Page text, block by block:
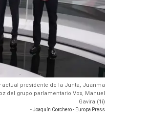
presidente de la Junta, Juanma
del grupo parlamentario Vox, Manuel
Gavira (1i)
- Joaquín Corchero - Europa Press